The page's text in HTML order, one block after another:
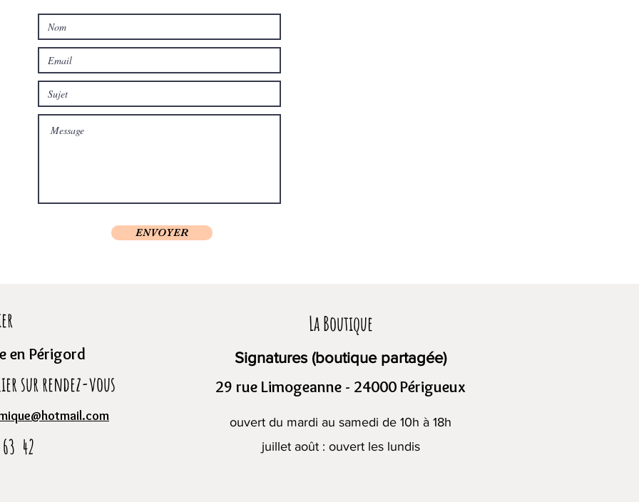
ENVOYER
en Périgord
sur rendez-vous
42
La Boutique
Signatures (boutique partagée)
29 rue Limogeanne - 24000 Périgueux
ouvert du mardi au samedi de 10h à 18h
juillet août : ouvert les lundis